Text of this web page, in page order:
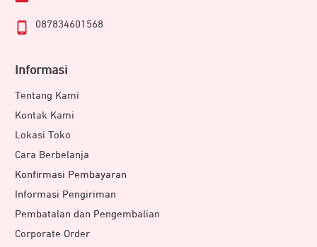
087834601568
Informasi
Tentang Kami
Kontak Kami
Lokasi Toko
Cara Berbelanja
Konfirmasi Pembayaran
Informasi Pengiriman
Pembatalan dan Pengembalian
Corporate Order